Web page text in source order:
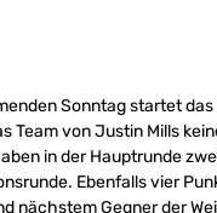
Sonntag startet
Team von Justin Mills
in der Hauptrunde
Ebenfalls vier
nächstem Gegner der